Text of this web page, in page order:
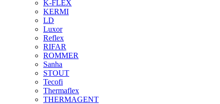
K-FLEX
KERMI
LD
Luxor
Reflex
RIFAR
ROMMER
Sanha
STOUT
Tecofi
Thermaflex
THERMAGENT